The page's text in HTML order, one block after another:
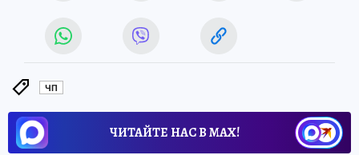
ЧП
ЧИТАЙТЕ НАС В МАХ!